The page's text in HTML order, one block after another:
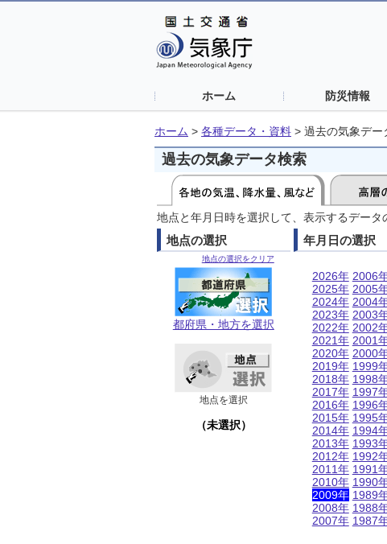
ホーム 防災情報
ホーム > 各種データ・資料 > 過去の気象デー
過去の気象データ検索
地点と年月日時を選択して、表示するデータ
地点の選択
地点の選択をクリア
都府県・地方を選択
地点を選択
（未選択）
年月日の選択
2026年
2025年
2024年
2023年
2022年
2021年
2020年
2019年
2018年
2017年
2016年
2015年
2014年
2013年
2012年
2011年
2010年
2009年
2008年
2007年
2006
2005
2004
2003
2002
2001
2000
1999
1998
1997
1996
1995
1994
1993
1992
1991
1990
1989
1988
1987